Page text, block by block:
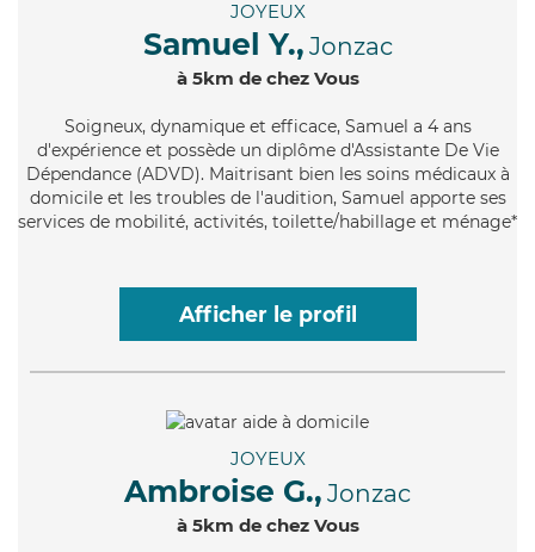
JOYEUX
Samuel Y., Jonzac
à 5km de chez Vous
Soigneux, dynamique et efficace, Samuel a 4 ans
d'expérience et possède un diplôme d'Assistante De Vie
Dépendance (ADVD). Maitrisant bien les soins médicaux à
domicile et les troubles de l'audition, Samuel apporte ses
services de mobilité, activités, toilette/habillage et ménage*
Afficher le profil
JOYEUX
Ambroise G., Jonzac
à 5km de chez Vous